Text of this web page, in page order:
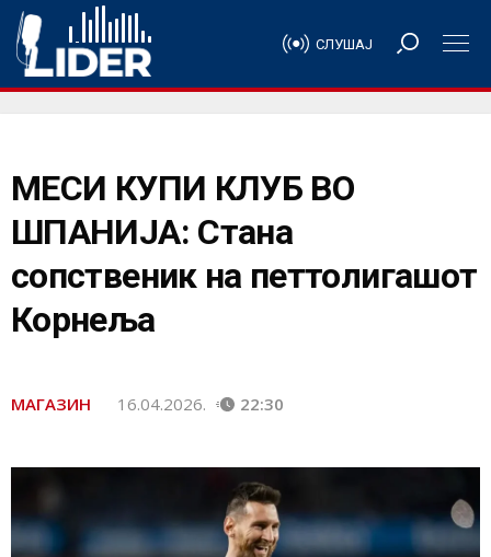
СЛУШАЈ
МЕСИ КУПИ КЛУБ ВО
ШПАНИЈА: Стана
сопственик на петтолигашот
Корнеља
МАГАЗИН 16.04.2026. 22:30